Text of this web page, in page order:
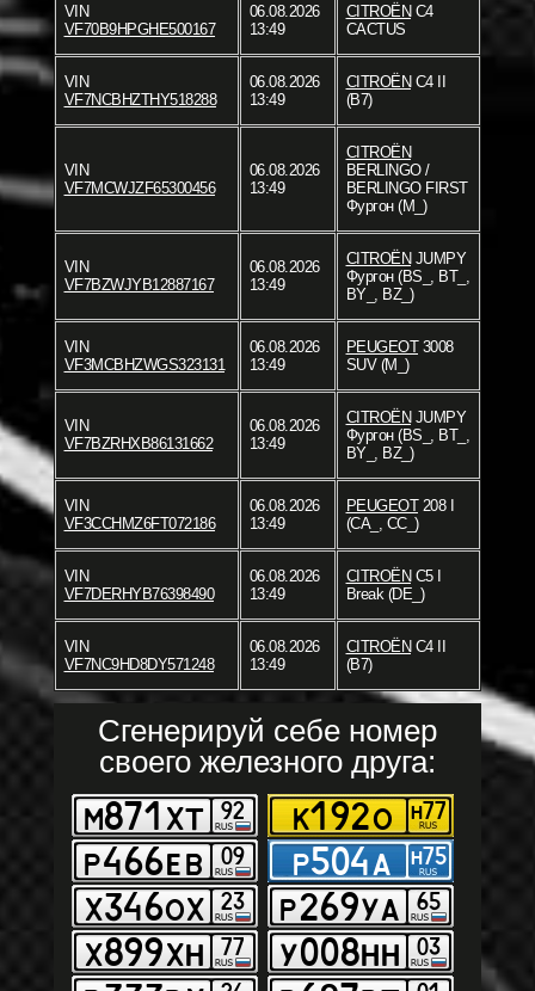
VIN
VF70B9HPGHE500167
06.08.2026
13:49
CITROËN C4
CACTUS
VIN
VF7NCBHZTHY518288
06.08.2026
13:49
CITROËN C4 II
(B7)
VIN
VF7MCWJZF65300456
06.08.2026
13:49
CITROËN
BERLINGO /
BERLINGO FIRST
Фургон (M_)
VIN
VF7BZWJYB12887167
06.08.2026
13:49
CITROËN JUMPY
Фургон (BS_, BT_,
BY_, BZ_)
VIN
VF3MCBHZWGS323131
06.08.2026
13:49
PEUGEOT3008
SUV (M_)
VIN
VF7BZRHXB86131662
06.08.2026
13:49
CITROËN JUMPY
Фургон (BS_, BT_,
BY_, BZ_)
VIN
VF3CCHMZ6FT072186
06.08.2026
13:49
PEUGEOT208 I
(CA_, CC_)
VIN
VF7DERHYB76398490
06.08.2026
13:49
CITROËN C5 I
Break (DE_)
VIN
VF7NC9HD8DY571248
06.08.2026
13:49
CITROËN C4 II
(B7)
Сгенерируй себе номер
своего железного друга: